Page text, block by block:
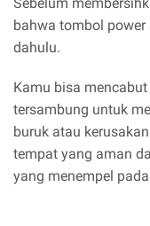
bahwa tombol
dahulu.
Kamu bisa
tersambung untuk
buruk atau
tempat yang aman
yang menempel